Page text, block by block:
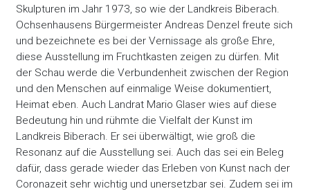
Skulpturen im Jahr 1973, so wie der Landkreis Biberach.
Ochsenhausens Bürgermeister Andreas Denzel freute sich
und bezeichnete es bei der Vernissage als große Ehre,
diese Ausstellung im Fruchtkasten zeigen zu dürfen. Mit
der Schau werde die Verbundenheit zwischen der Region
und den Menschen auf einmalige Weise dokumentiert,
Heimat eben. Auch Landrat Mario Glaser wies auf diese
Bedeutung hin und rühmte die Vielfalt der Kunst im
Landkreis Biberach. Er sei überwältigt, wie groß die
Resonanz auf die Ausstellung sei. Auch das sei ein Beleg
dafür, dass gerade wieder das Erleben von Kunst nach der
Coronazeit sehr wichtig und unersetzbar sei. Zudem sei im